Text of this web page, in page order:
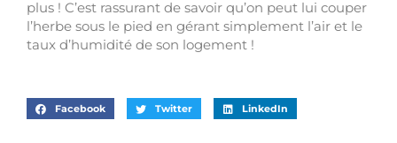
plus ! C’est rassurant de savoir qu’on peut lui couper
l’herbe sous le pied en gérant simplement l’air et le
taux d’humidité de son logement !
Facebook Twitter LinkedIn